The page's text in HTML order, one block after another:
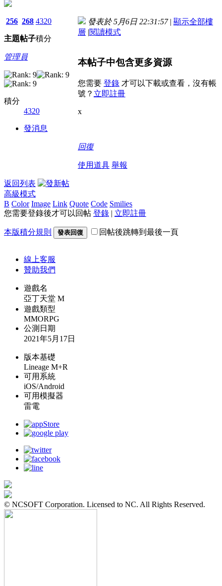
256
主題
268
帖子
4320
積分
管理員
積分
4320
發消息
發表於 5月6日 22:31:57 | 顯示全部樓
層 |閱讀模式
本帖子中包含更多資源
您需要 登錄 才可以下載或查看，沒有帳
號？ 立即註冊
x
回復
使用道具 舉報
返回列表
高級模式
B Color Image Link Quote Code Smilies
您需要登錄後才可以回帖 登錄 | 立即註冊
本版積分規則 發表回復 回帖後跳轉到最後一頁
線上客服
贊助我們
遊戲名
亞丁天堂 M
遊戲類型
MMORPG
公測日期
2021年5月17日
版本基礎
Lineage M+R
可用系統
iOS/Android
可用模擬器
雷電
© NCSOFT Corporation. Licensed to NC. All Rights Reserved.